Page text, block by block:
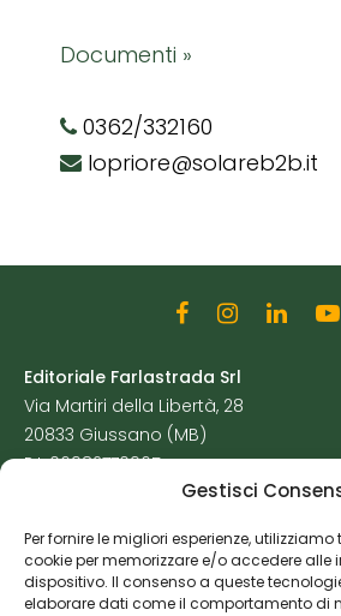
Gestisci
Per fornire le migliori esperienze,
cookie per memorizzare e/o accedere alle
dispositivo. Il consenso a queste
elaborare dati come il comportamento di
Documenti »
0362/332160
lopriore@solareb2b.it
Editoriale Farlastrada Srl
Via Martiri della Libertà, 28
20833 Giussano (MB)
P.I. 06982770965
Cookie Policy
Risorse Aggiuntive